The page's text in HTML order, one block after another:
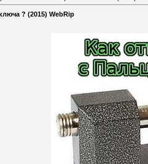
? (2015) WebRip